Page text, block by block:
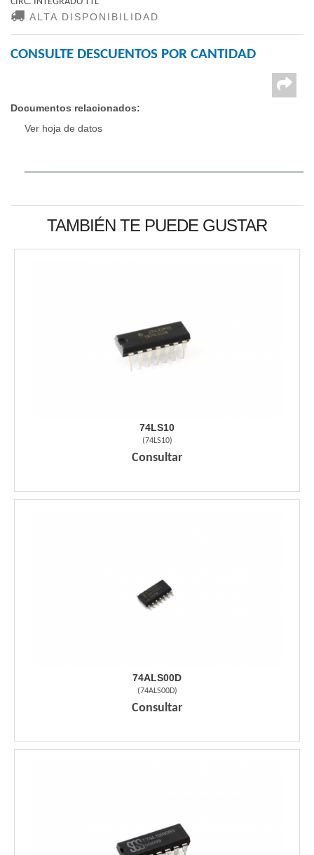
ALTA DISPONIBILIDAD
CONSULTE DESCUENTOS POR CANTIDAD
Documentos relacionados:
Ver hoja de datos
TAMBIÉN TE PUEDE GUSTAR
74LS10
(74LS10)
Consultar
74ALS00D
(74ALS00D)
Consultar